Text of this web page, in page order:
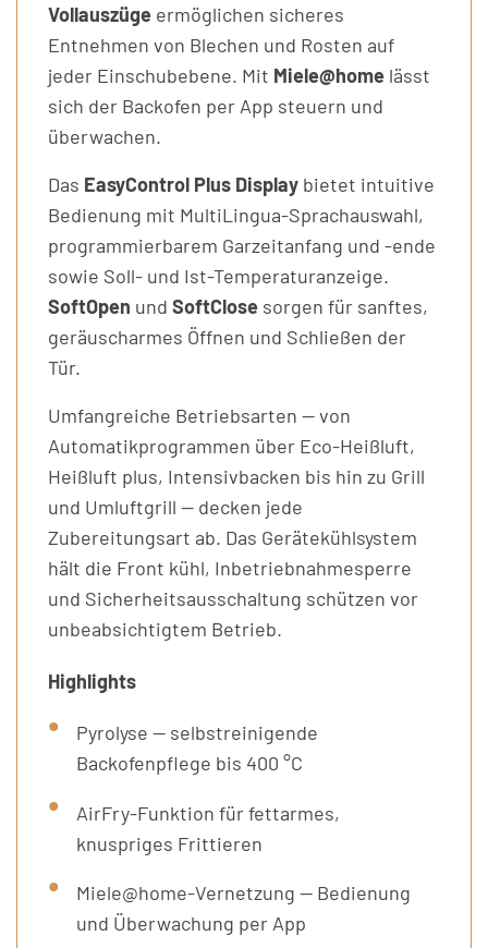
Vollauszüge ermöglichen sicheres
Entnehmen von Blechen und Rosten auf
jeder Einschubebene. Mit Miele@home lässt
sich der Backofen per App steuern und
überwachen.
Das EasyControl Plus Display bietet intuitive
Bedienung mit MultiLingua-Sprachauswahl,
programmierbarem Garzeitanfang und -ende
sowie Soll- und Ist-Temperaturanzeige.
SoftOpen und SoftClose sorgen für sanftes,
geräuscharmes Öffnen und Schließen der
Tür.
Umfangreiche Betriebsarten — von
Automatikprogrammen über Eco-Heißluft,
Heißluft plus, Intensivbacken bis hin zu Grill
und Umluftgrill — decken jede
Zubereitungsart ab. Das Gerätekühlsystem
hält die Front kühl, Inbetriebnahmesperre
und Sicherheitsausschaltung schützen vor
unbeabsichtigtem Betrieb.
Highlights
Pyrolyse — selbstreinigende
Backofenpflege bis 400 °C
AirFry-Funktion für fettarmes,
knuspriges Frittieren
Miele@home-Vernetzung — Bedienung
und Überwachung per App